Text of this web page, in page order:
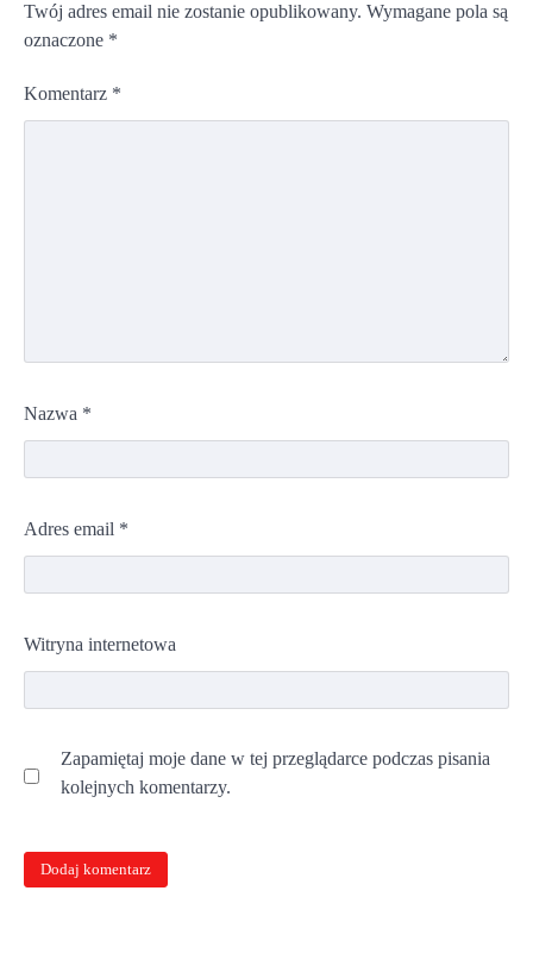
Twój adres email nie zostanie opublikowany. Wymagane pola są
oznaczone *
Komentarz *
Nazwa *
Adres email *
Witryna internetowa
Zapamiętaj moje dane w tej przeglądarce podczas pisania
kolejnych komentarzy.